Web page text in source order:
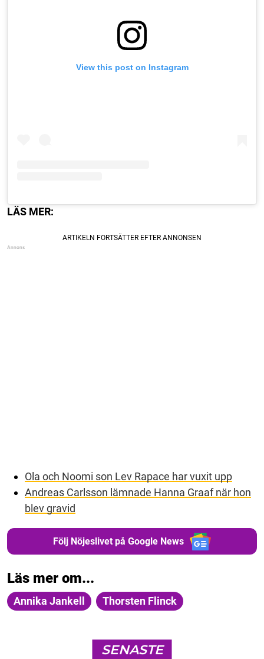
View this post on Instagram
LÄS MER:
Ola och Noomi son Lev Rapace har vuxit upp
Andreas Carlsson lämnade Hanna Graaf när hon
blev gravid
Följ Nöjeslivet på Google News
Läs mer om...
Annika Jankell Thorsten Flinck
SENASTE